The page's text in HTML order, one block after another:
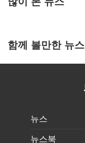
함께 볼만한 뉴스
뉴스
뉴스북